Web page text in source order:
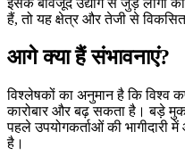
इसके बावजूद उद्योग से जुड़े लोगों का
हैं, तो यह क्षेत्र और तेजी से
आगे क्या हैं संभावनाएं?
विश्लेषकों का अनुमान है कि विश्व
कारोबार और बढ़ सकता है। बड़े
पहले उपयोगकर्ताओं की भागीदारी
है।